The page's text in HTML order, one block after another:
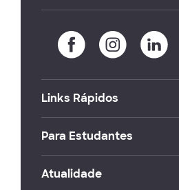
Links Rápidos
Para Estudantes
Atualidade